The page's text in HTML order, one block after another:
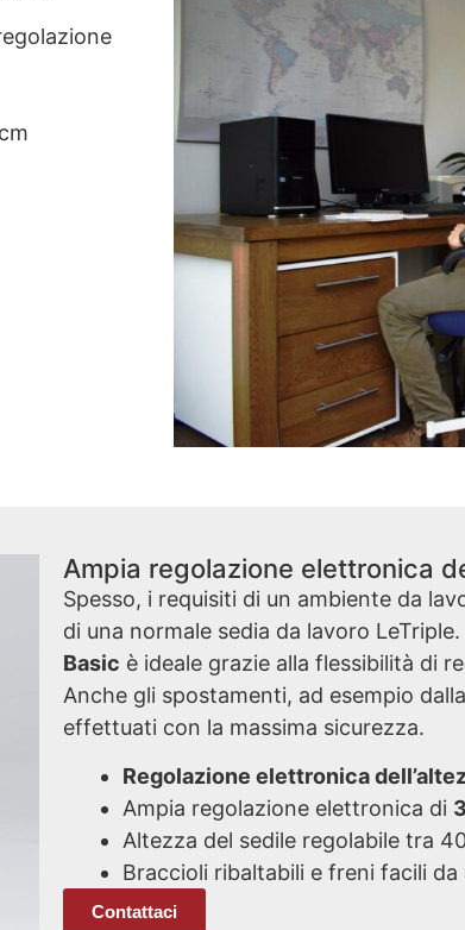
Ampia regolazione elettronica
Spesso, i requisiti di un ambiente da
di una normale sedia da lavoro
Basic è ideale grazie alla flessibilità di
Anche gli spostamenti, ad esempio
effettuati con la massima sicurezza.
Regolazione elettronica
Ampia regolazione elettronica di
Altezza del sedile regolabile tra
Braccioli ribaltabili e freni facili da
Contattaci